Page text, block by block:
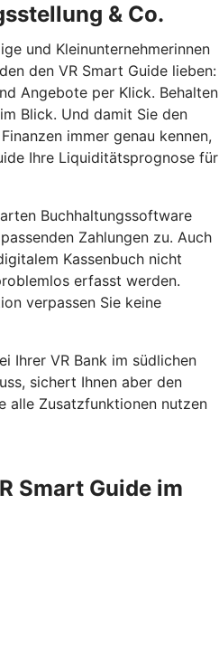
& Co.
und Kleinunternehmerinnen
den VR Smart Guide lieben:
Angebote per Klick. Behalten
Blick. Und damit Sie den
immer genau kennen,
Ihre Liquiditätsprognose für
Buchhaltungssoftware
Zahlungen zu. Auch
Kassenbuch nicht
erfasst werden.
verpassen Sie keine
Ihrer VR Bank im südlichen
sichert Ihnen aber den
alle Zusatzfunktionen nutzen
Smart Guide im